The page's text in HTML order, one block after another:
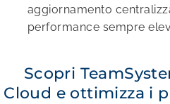
aggiornamento
performance sempre
Scopri
Cloud e ottimizza i